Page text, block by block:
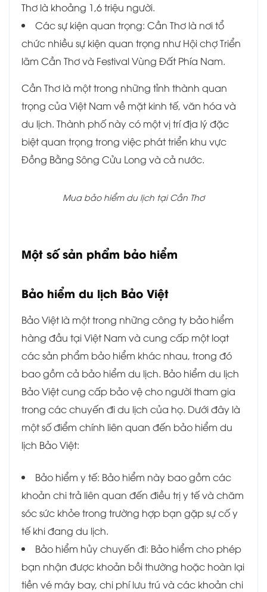
Thơ là khoảng 1,6 triệu người.
Các sự kiện quan trọng: Cần Thơ là nơi tổ
chức nhiều sự kiện quan trọng như Hội chợ Triển
lãm Cần Thơ và Festival Vùng Đất Phía Nam.
Cần Thơ là một trong những tỉnh thành quan
trọng của Việt Nam về mặt kinh tế, văn hóa và
du lịch. Thành phố này có một vị trí địa lý đặc
biệt quan trọng trong việc phát triển khu vực
Đồng Bằng Sông Cửu Long và cả nước.
Mua bảo hiểm du lịch tại Cần Thơ
Một số sản phẩm bảo hiểm
Bảo hiểm du lịch Bảo Việt
Bảo Việt là một trong những công ty bảo hiểm
hàng đầu tại Việt Nam và cung cấp một loạt
các sản phẩm bảo hiểm khác nhau, trong đó
bao gồm cả bảo hiểm du lịch. Bảo hiểm du lịch
Bảo Việt cung cấp bảo vệ cho người tham gia
trong các chuyến đi du lịch của họ. Dưới đây là
một số điểm chính liên quan đến bảo hiểm du
lịch Bảo Việt:
Bảo hiểm y tế: Bảo hiểm này bao gồm các
khoản chi trả liên quan đến điều trị y tế và chăm
sóc sức khỏe trong trường hợp bạn gặp sự cố y
tế khi đang du lịch.
Bảo hiểm hủy chuyến đi: Bảo hiểm cho phép
bạn nhận được khoản bồi thường hoặc hoàn lại
tiền vé máy bay, chi phí lưu trú và các khoản chi